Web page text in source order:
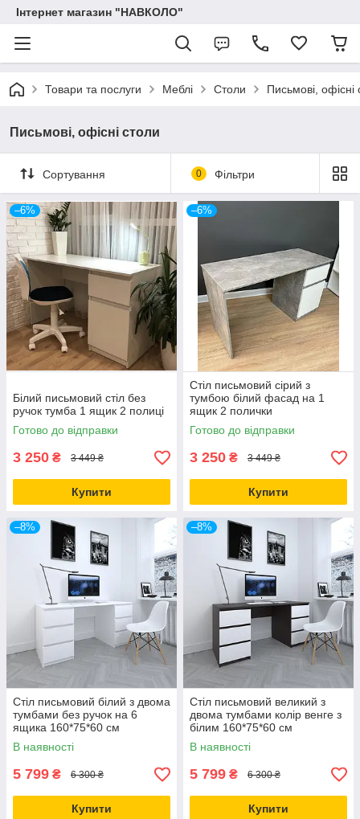
Інтернет магазин "НАВКОЛО"
Товари та послуги Меблі Столи Письмові, офісні
Письмові, офісні столи
Сортування 0 Фільтри
–6%
Білий письмовий стіл без
ручок тумба 1 ящик 2 полиці
Готово до відправки
3 250 ₴ 3 449 ₴
Купити
–6%
Стіл письмовий сірий з
тумбою білий фасад на 1
ящик 2 полички
Готово до відправки
3 250 ₴ 3 449 ₴
Купити
–8%
Стіл письмовий білий з двома
тумбами без ручок на 6
ящика 160*75*60 см
В наявності
5 799 ₴ 6 300 ₴
Купити
–8%
Стіл письмовий великий з
двома тумбами колір венге з
білим 160*75*60 см
В наявності
5 799 ₴ 6 300 ₴
Купити